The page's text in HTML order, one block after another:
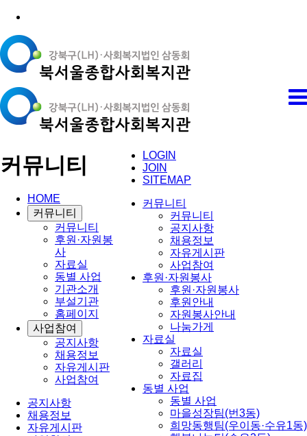
LOGIN
JOIN
SITEMAP
커뮤니티
커뮤니티
공지사항
채용정보
자유게시판
사업참여
후원·자원봉사
후원·자원봉사
후원안내
자원봉사안내
나눔가게
자료실
자료실
갤러리
자료집
동별 사업
동별 사업
마을성장팀(번3동)
희망동행팀(우이동·수유1동)
커뮤니티
HOME
커뮤니티
커뮤니티
후원·자원봉
사
자료실
동별 사업
기관소개
부설기관
홈페이지
사업참여
공지사항
채용정보
자유게시판
사업참여
공지사항
채용정보
자유게시판